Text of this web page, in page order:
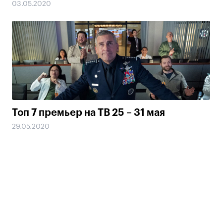
03.05.2020
Топ 7 премьер на ТВ 25 – 31 мая
29.05.2020